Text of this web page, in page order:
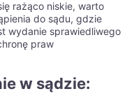
rażąco niskie, warto
do sądu, gdzie
wydanie sprawiedliwego
praw
w sądzie: